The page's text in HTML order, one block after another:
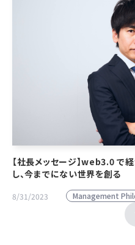
【社長メッセージ】web3.0 で
し、今までにない世界を創る
8/31/2023 Management